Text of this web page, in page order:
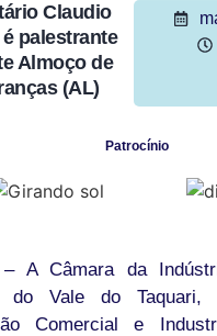
Claudio
palestrante
Almoço de
(AL)
Patrocínio
– A Câmara da
do Vale do Taquari,
Comercial e